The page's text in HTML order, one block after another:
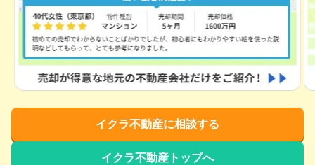
イクラ不動産に相談する
イクラ不動産トップへ